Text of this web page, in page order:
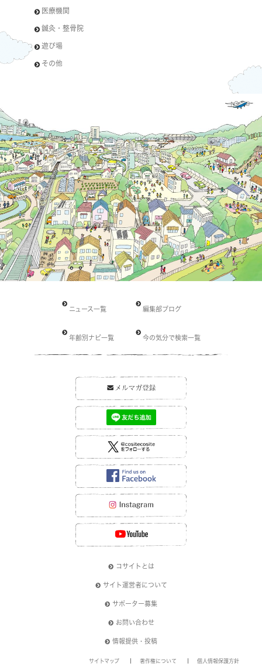
医療機関
鍼灸・整骨院
遊び場
その他
ニュース一覧 編集部ブログ
年齢別ナビ一覧 今の気分で検索一覧
コサイトとは
サイト運営者について
サポーター募集
お問い合わせ
情報提供・投稿
サイトマップ 著作権について 個人情報保護方針